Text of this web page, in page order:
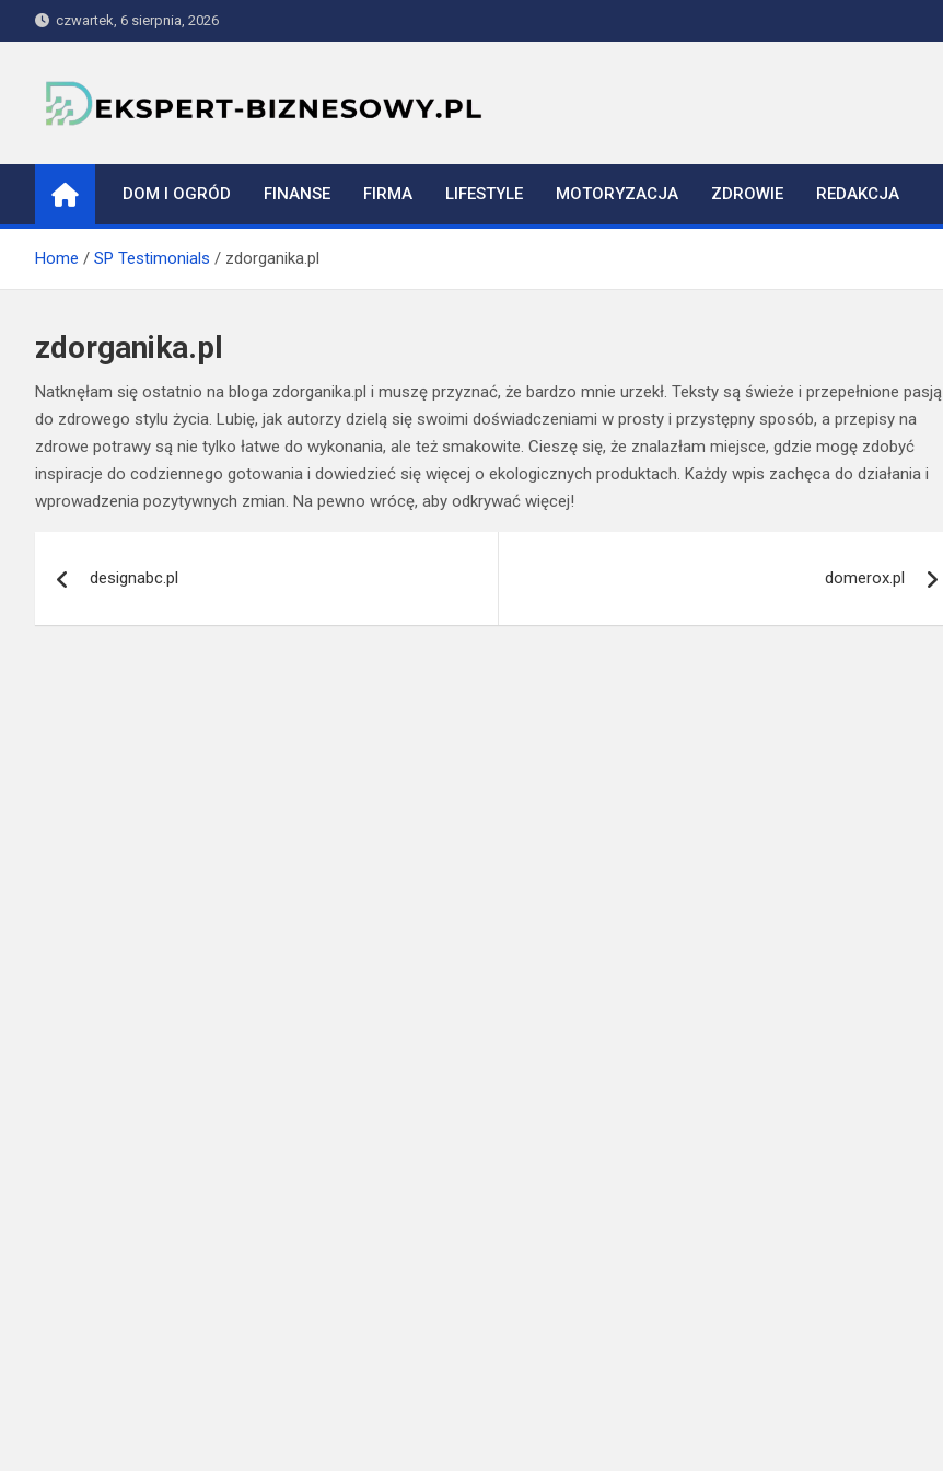
to
czwartek, 6 sierpnia, 2026
ekspert-biznesowy.pl
DOM I OGRÓD FINANSE FIRMA LIFESTYLE MOTORYZACJA ZDROWIE REDAKCJA
Home SP Testimonials zdorganika.pl
zdorganika.pl
Natknęłam się ostatnio na bloga zdorganika.pl i muszę przyznać, że bardzo mnie urzekł. Teksty są świeże i przepełnione pasją
do zdrowego stylu życia. Lubię, jak autorzy dzielą się swoimi doświadczeniami w prosty i przystępny sposób, a przepisy na
zdrowe potrawy są nie tylko łatwe do wykonania, ale też smakowite. Cieszę się, że znalazłam miejsce, gdzie mogę zdobyć
inspiracje do codziennego gotowania i dowiedzieć się więcej o ekologicznych produktach. Każdy wpis zachęca do działania i
wprowadzenia pozytywnych zmian. Na pewno wrócę, aby odkrywać więcej!
wpisudesignabc.pl domerox.pl